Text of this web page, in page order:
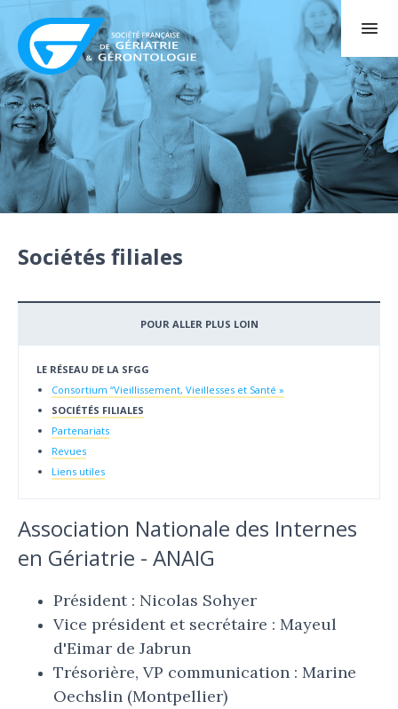
Sociétés filiales
POUR ALLER PLUS LOIN
LE RÉSEAU DE LA SFGG
Consortium “Vieillissement, Vieillesses et Santé »
SOCIÉTÉS FILIALES
Partenariats
Revues
Liens utiles
Association Nationale des Internes
en Gériatrie - ANAIG
Président : Nicolas Sohyer
Vice président et secrétaire : Mayeul
d'Eimar de Jabrun
Trésorière, VP communication : Marine
Oechslin (Montpellier)